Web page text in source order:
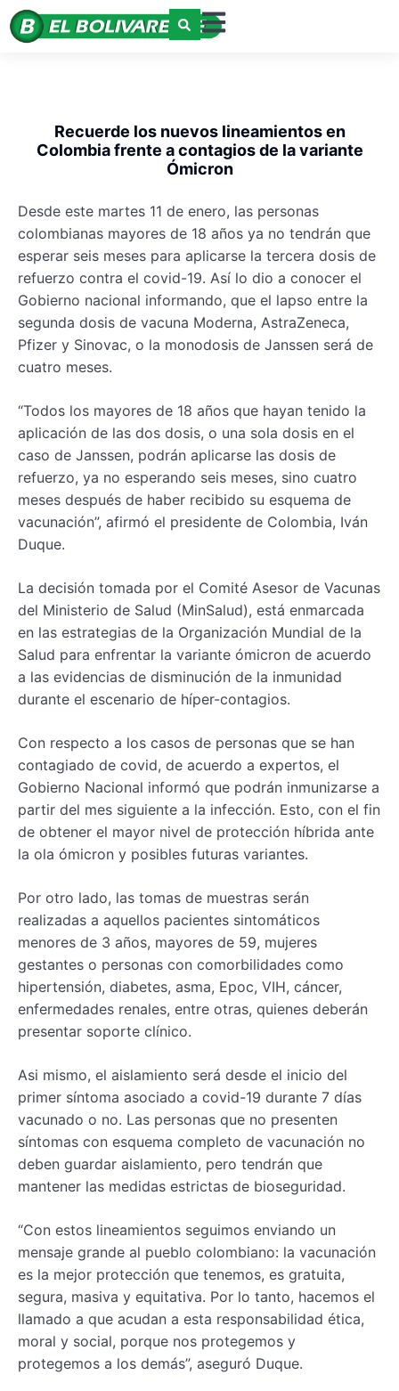
Recuerde los nuevos lineamientos en
Colombia frente a contagios de la variante
Ómicron
Desde este martes 11 de enero, las personas
colombianas mayores de 18 años ya no tendrán que
esperar seis meses para aplicarse la tercera dosis de
refuerzo contra el covid-19. Así lo dio a conocer el
Gobierno nacional informando, que el lapso entre la
segunda dosis de vacuna Moderna, AstraZeneca,
Pfizer y Sinovac, o la monodosis de Janssen será de
cuatro meses.
“Todos los mayores de 18 años que hayan tenido la
aplicación de las dos dosis, o una sola dosis en el
caso de Janssen, podrán aplicarse las dosis de
refuerzo, ya no esperando seis meses, sino cuatro
meses después de haber recibido su esquema de
vacunación”, afirmó el presidente de Colombia, Iván
Duque.
La decisión tomada por el Comité Asesor de Vacunas
del Ministerio de Salud (MinSalud), está enmarcada
en las estrategias de la Organización Mundial de la
Salud para enfrentar la variante ómicron de acuerdo
a las evidencias de disminución de la inmunidad
durante el escenario de híper-contagios.
Con respecto a los casos de personas que se han
contagiado de covid, de acuerdo a expertos, el
Gobierno Nacional informó que podrán inmunizarse a
partir del mes siguiente a la infección. Esto, con el fin
de obtener el mayor nivel de protección híbrida ante
la ola ómicron y posibles futuras variantes.
Por otro lado, las tomas de muestras serán
realizadas a aquellos pacientes sintomáticos
menores de 3 años, mayores de 59, mujeres
gestantes o personas con comorbilidades como
hipertensión, diabetes, asma, Epoc, VIH, cáncer,
enfermedades renales, entre otras, quienes deberán
presentar soporte clínico.
Asi mismo, el aislamiento será desde el inicio del
primer síntoma asociado a covid-19 durante 7 días
vacunado o no. Las personas que no presenten
síntomas con esquema completo de vacunación no
deben guardar aislamiento, pero tendrán que
mantener las medidas estrictas de bioseguridad.
“Con estos lineamientos seguimos enviando un
mensaje grande al pueblo colombiano: la vacunación
es la mejor protección que tenemos, es gratuita,
segura, masiva y equitativa. Por lo tanto, hacemos el
llamado a que acudan a esta responsabilidad ética,
moral y social, porque nos protegemos y
protegemos a los demás”, aseguró Duque.